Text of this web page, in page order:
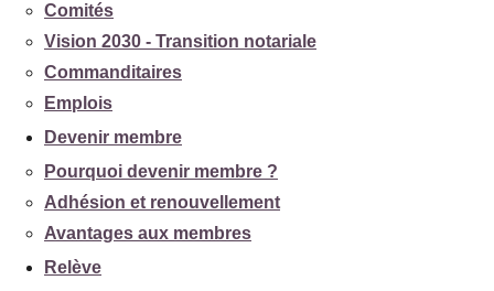
Comités
Vision 2030 - Transition notariale
Commanditaires
Emplois
Devenir membre
Pourquoi devenir membre ?
Adhésion et renouvellement
Avantages aux membres
Relève